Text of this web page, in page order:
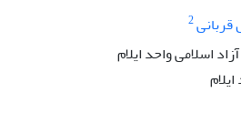
2
اسلامی واحد ایلام